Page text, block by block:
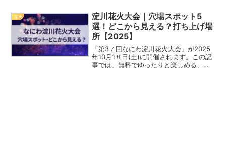
穴場スポットがあるんです！見に行きた
いな立川まつ...
花火
淀川花火大会｜穴場スポット5
選！どこから見える？打ち上げ場
所【2025】
「第3７回なにわ淀川花火大会」が2025
年10月1８日(土)に開催されます。この記
事では、無料でゆったりと楽しめる、な